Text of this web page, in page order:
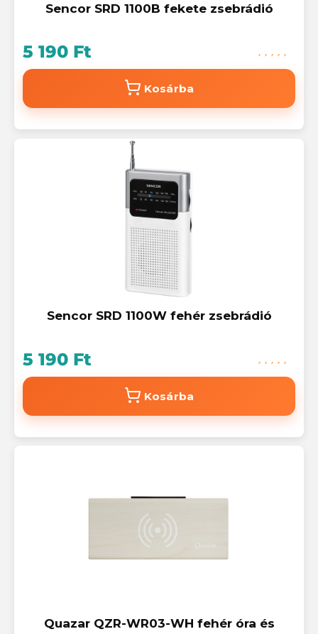
Sencor SRD 1100B fekete zsebrádió
5 190 Ft
Kosárba
Sencor SRD 1100W fehér zsebrádió
5 190 Ft
Kosárba
Quazar QZR-WR03-WH fehér óra és